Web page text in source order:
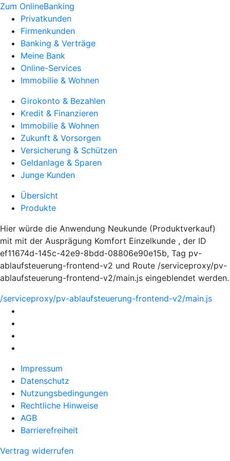
Zum OnlineBanking
Privatkunden
Firmenkunden
Banking & Verträge
Meine Bank
Online-Services
Immobilie & Wohnen
Girokonto & Bezahlen
Kredit & Finanzieren
Immobilie & Wohnen
Zukunft & Vorsorgen
Versicherung & Schützen
Geldanlage & Sparen
Junge Kunden
Übersicht
Produkte
Hier würde die Anwendung Neukunde (Produktverkauf)
mit mit der Ausprägung Komfort Einzelkunde , der ID
ef11674d-145c-42e9-8bdd-08806e90e15b, Tag pv-
ablaufsteuerung-frontend-v2 und Route /serviceproxy/pv-
ablaufsteuerung-frontend-v2/main.js eingeblendet werden.
/serviceproxy/pv-ablaufsteuerung-frontend-v2/main.js
Impressum
Datenschutz
Nutzungsbedingungen
Rechtliche Hinweise
AGB
Barrierefreiheit
Vertrag widerrufen